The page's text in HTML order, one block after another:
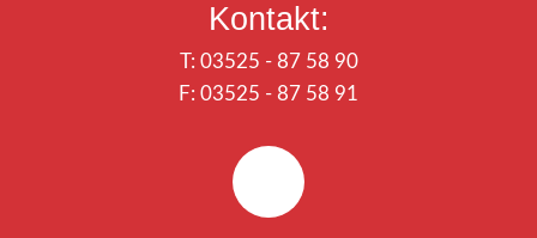
Kontakt:
T: 03525 - 87 58 90
F: 03525 - 87 58 91